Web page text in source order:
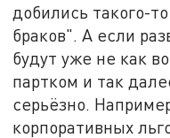
добились такого-
браков". А если
будут уже не как
партком и так
серьёзно.
корпоративных